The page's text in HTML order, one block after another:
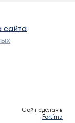
сайта
Сайт сделан в
Fortima